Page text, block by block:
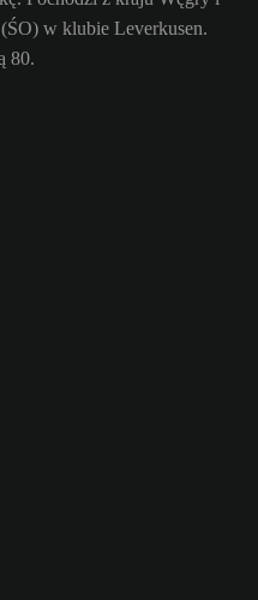
w klubie Leverkusen.
80.